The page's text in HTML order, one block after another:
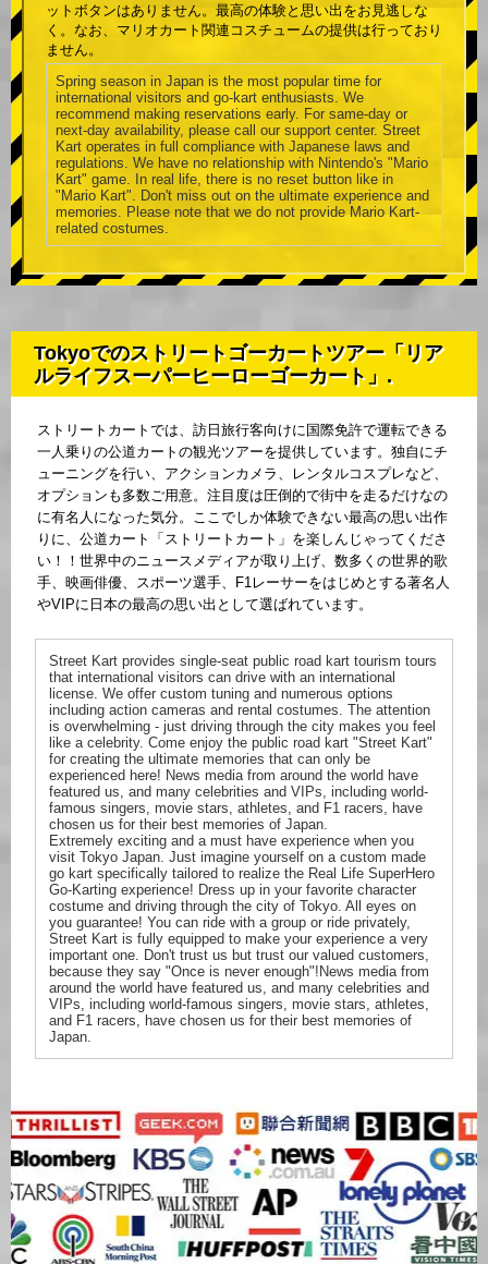
ットボタンはありません。最高の体験と思い出をお見逃しな
く。なお、マリオカート関連コスチュームの提供は行っており
ません。
Spring season in Japan is the most popular time for
international visitors and go-kart enthusiasts. We
recommend making reservations early. For same-day or
next-day availability, please call our support center. Street
Kart operates in full compliance with Japanese laws and
regulations. We have no relationship with Nintendo's "Mario
Kart" game. In real life, there is no reset button like in
"Mario Kart". Don't miss out on the ultimate experience and
memories. Please note that we do not provide Mario Kart-
related costumes.
Tokyoでのストリートゴーカートツアー「リア
ルライフスーパーヒーローゴーカート」.
ストリートカートでは、訪日旅行客向けに国際免許で運転できる
一人乗りの公道カートの観光ツアーを提供しています。独自にチ
ューニングを行い、アクションカメラ、レンタルコスプレなど、
オプションも多数ご用意。注目度は圧倒的で街中を走るだけなの
に有名人になった気分。ここでしか体験できない最高の思い出作
りに、公道カート「ストリートカート」を楽しんじゃってくださ
い！！世界中のニュースメディアが取り上げ、数多くの世界的歌
手、映画俳優、スポーツ選手、F1レーサーをはじめとする著名人
やVIPに日本の最高の思い出として選ばれています。
Street Kart provides single-seat public road kart tourism tours
that international visitors can drive with an international
license. We offer custom tuning and numerous options
including action cameras and rental costumes. The attention
is overwhelming - just driving through the city makes you feel
like a celebrity. Come enjoy the public road kart "Street Kart"
for creating the ultimate memories that can only be
experienced here! News media from around the world have
featured us, and many celebrities and VIPs, including world-
famous singers, movie stars, athletes, and F1 racers, have
chosen us for their best memories of Japan.
Extremely exciting and a must have experience when you
visit Tokyo Japan. Just imagine yourself on a custom made
go kart specifically tailored to realize the Real Life SuperHero
Go-Karting experience! Dress up in your favorite character
costume and driving through the city of Tokyo. All eyes on
you guarantee! You can ride with a group or ride privately,
Street Kart is fully equipped to make your experience a very
important one. Don't trust us but trust our valued customers,
because they say "Once is never enough"!News media from
around the world have featured us, and many celebrities and
VIPs, including world-famous singers, movie stars, athletes,
and F1 racers, have chosen us for their best memories of
Japan.